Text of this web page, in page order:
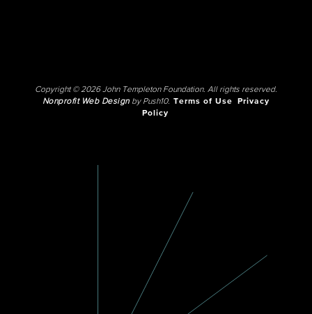
Copyright © 2026 John Templeton Foundation. All rights reserved.
Nonprofit Web Designby Push10. Terms of Use
Privacy
Policy